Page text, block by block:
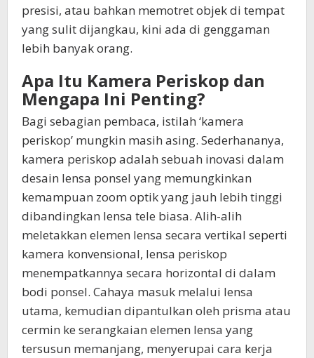
presisi, atau bahkan memotret objek di tempat
yang sulit dijangkau, kini ada di genggaman
lebih banyak orang.
Apa Itu Kamera Periskop dan
Mengapa Ini Penting?
Bagi sebagian pembaca, istilah ‘kamera
periskop’ mungkin masih asing. Sederhananya,
kamera periskop adalah sebuah inovasi dalam
desain lensa ponsel yang memungkinkan
kemampuan zoom optik yang jauh lebih tinggi
dibandingkan lensa tele biasa. Alih-alih
meletakkan elemen lensa secara vertikal seperti
kamera konvensional, lensa periskop
menempatkannya secara horizontal di dalam
bodi ponsel. Cahaya masuk melalui lensa
utama, kemudian dipantulkan oleh prisma atau
cermin ke serangkaian elemen lensa yang
tersusun memanjang, menyerupai cara kerja